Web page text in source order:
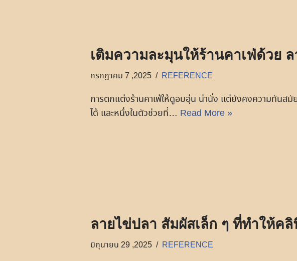
เติมความละมุนให้ร้านคาเฟ่ด้วย
กรกฎาคม 7 ,2025 REFERENCE
การตกแต่งร้านคาเฟ่ให้ดูอบอุ่น น่านั่ง แต่ยังคงความทันส
ได้ และหนึ่งในตัวช่วยที่… Read More »
ลายไข่ปลา สัมผัสเล็ก ๆ ที่ทำให้ค
มิถุนายน 29 ,2025 REFERENCE